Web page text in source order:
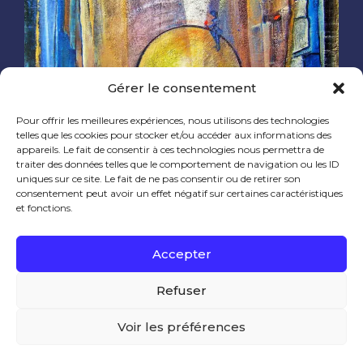
Gérer le consentement
Pour offrir les meilleures expériences, nous utilisons des technologies
telles que les cookies pour stocker et/ou accéder aux informations des
appareils. Le fait de consentir à ces technologies nous permettra de
traiter des données telles que le comportement de navigation ou les ID
uniques sur ce site. Le fait de ne pas consentir ou de retirer son
consentement peut avoir un effet négatif sur certaines caractéristiques
et fonctions.
Accepter
Refuser
Voir les préférences
100 x 81 cm
Ce site utilise des cookies pour améliorer votre